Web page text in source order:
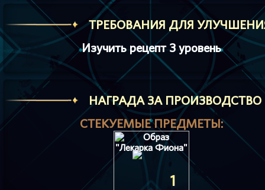
ТРЕБОВАНИЯ ДЛЯ
Изучить рецепт 3 уровень
HАГРАДА ЗА ПРОИЗВОДСТВО
СТЕКУЕМЫЕ ПРЕДМЕТЫ:
1